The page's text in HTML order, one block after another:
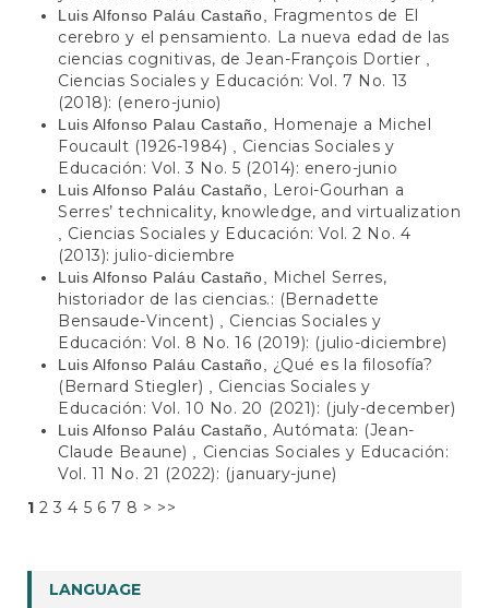
Luis Alfonso Paláu Castaño, Fragmentos de El
cerebro y el pensamiento. La nueva edad de las
ciencias cognitivas, de Jean-François Dortier ,
Ciencias Sociales y Educación: Vol. 7 No. 13
(2018): (enero-junio)
Luis Alfonso Palau Castaño, Homenaje a Michel
Foucault (1926-1984) , Ciencias Sociales y
Educación: Vol. 3 No. 5 (2014): enero-junio
Luis Alfonso Paláu Castaño, Leroi-Gourhan a
Serres’ technicality, knowledge, and virtualization
, Ciencias Sociales y Educación: Vol. 2 No. 4
(2013): julio-diciembre
Luis Alfonso Paláu Castaño, Michel Serres,
historiador de las ciencias.: (Bernadette
Bensaude-Vincent) , Ciencias Sociales y
Educación: Vol. 8 No. 16 (2019): (julio-diciembre)
Luis Alfonso Paláu Castaño, ¿Qué es la filosofía?
(Bernard Stiegler) , Ciencias Sociales y
Educación: Vol. 10 No. 20 (2021): (july-december)
Luis Alfonso Paláu Castaño, Autómata: (Jean-
Claude Beaune) , Ciencias Sociales y Educación:
Vol. 11 No. 21 (2022): (january-june)
1 2 3 4 5 6 7 8 > >>
LANGUAGE